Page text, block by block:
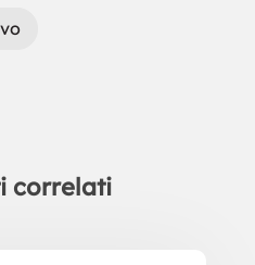
correlati